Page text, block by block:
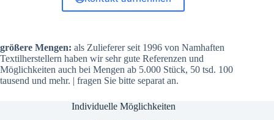
größere Mengen: als Zulieferer seit 1996 von Namhaften
Textilherstellern haben wir sehr gute Referenzen und
Möglichkeiten auch bei Mengen ab 5.000 Stück, 50 tsd. 100
tausend und mehr. | fragen Sie bitte separat an.
Individuelle Möglichkeiten